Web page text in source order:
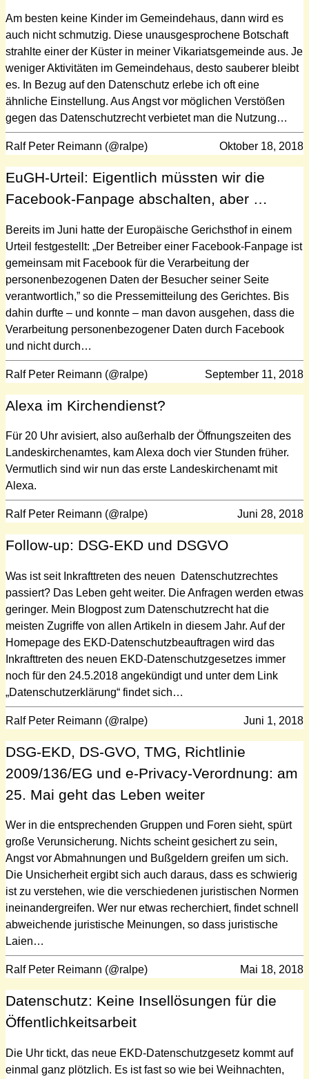
Am besten keine Kinder im Gemeindehaus, dann wird es
auch nicht schmutzig. Diese unausgesprochene Botschaft
strahlte einer der Küster in meiner Vikariatsgemeinde aus. Je
weniger Aktivitäten im Gemeindehaus, desto sauberer bleibt
es. In Bezug auf den Datenschutz erlebe ich oft eine
ähnliche Einstellung. Aus Angst vor möglichen Verstößen
gegen das Datenschutzrecht verbietet man die Nutzung…
Ralf Peter Reimann (@ralpe) Oktober 18, 2018
EuGH-Urteil: Eigentlich müssten wir die
Facebook-Fanpage abschalten, aber …
Bereits im Juni hatte der Europäische Gerichsthof in einem
Urteil festgestellt: „Der Betreiber einer Facebook-Fanpage ist
gemeinsam mit Facebook für die Verarbeitung der
personenbezogenen Daten der Besucher seiner Seite
verantwortlich,” so die Pressemitteilung des Gerichtes. Bis
dahin durfte – und konnte – man davon ausgehen, dass die
Verarbeitung personenbezogener Daten durch Facebook
und nicht durch…
Ralf Peter Reimann (@ralpe) September 11, 2018
Alexa im Kirchendienst?
Für 20 Uhr avisiert, also außerhalb der Öffnungszeiten des
Landeskirchenamtes, kam Alexa doch vier Stunden früher.
Vermutlich sind wir nun das erste Landeskirchenamt mit
Alexa.
Ralf Peter Reimann (@ralpe) Juni 28, 2018
Follow-up: DSG-EKD und DSGVO
Was ist seit Inkrafttreten des neuen Datenschutzrechtes
passiert? Das Leben geht weiter. Die Anfragen werden etwas
geringer. Mein Blogpost zum Datenschutzrecht hat die
meisten Zugriffe von allen Artikeln in diesem Jahr. Auf der
Homepage des EKD-Datenschutzbeauftragen wird das
Inkrafttreten des neuen EKD-Datenschutzgesetzes immer
noch für den 24.5.2018 angekündigt und unter dem Link
„Datenschutzerklärung“ findet sich…
Ralf Peter Reimann (@ralpe) Juni 1, 2018
DSG-EKD, DS-GVO, TMG, Richtlinie
2009/136/EG und e-Privacy-Verordnung: am
25. Mai geht das Leben weiter
Wer in die entsprechenden Gruppen und Foren sieht, spürt
große Verunsicherung. Nichts scheint gesichert zu sein,
Angst vor Abmahnungen und Bußgeldern greifen um sich.
Die Unsicherheit ergibt sich auch daraus, dass es schwierig
ist zu verstehen, wie die verschiedenen juristischen Normen
ineinandergreifen. Wer nur etwas recherchiert, findet schnell
abweichende juristische Meinungen, so dass juristische
Laien…
Ralf Peter Reimann (@ralpe) Mai 18, 2018
Datenschutz: Keine Insellösungen für die
Öffentlichkeitsarbeit
Die Uhr tickt, das neue EKD-Datenschutzgesetz kommt auf
einmal ganz plötzlich. Es ist fast so wie bei Weihnachten,